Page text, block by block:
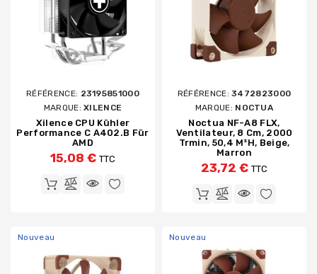
RÉFÉRENCE: 23195851000
MARQUE:XILENCE
Xilence CPU Kühler
Performance C A402.B Für
AMD
15,08 € TTC
RÉFÉRENCE:3472823000
MARQUE: NOCTUA
Noctua NF-A8 FLX,
Ventilateur, 8 Cm, 2000
Trmin, 50,4 M³h, Beige,
Marron
23,72 € TTC
Nouveau Nouveau